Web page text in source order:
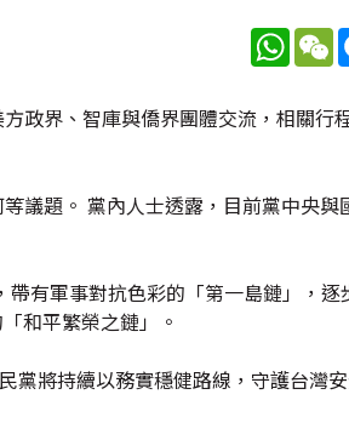
政界、智庫與僑界團體交流，相關行
議題。 黨內人士透露，目前黨中央與
有軍事對抗色彩的「第一島鏈」，逐
和平繁榮之鏈」。
黨將持續以務實穩健路線，守護台灣